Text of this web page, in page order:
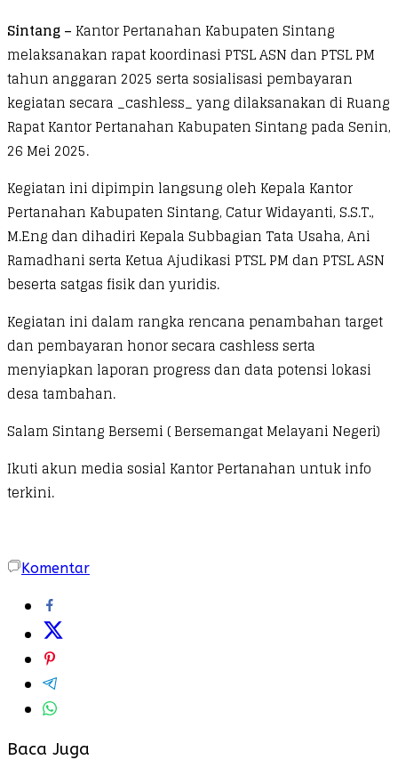
Sintang – Kantor Pertanahan Kabupaten Sintang
melaksanakan rapat koordinasi PTSL ASN dan PTSL PM
tahun anggaran 2025 serta sosialisasi pembayaran
kegiatan secara _cashless_ yang dilaksanakan di Ruang
Rapat Kantor Pertanahan Kabupaten Sintang pada Senin,
26 Mei 2025.
Kegiatan ini dipimpin langsung oleh Kepala Kantor
Pertanahan Kabupaten Sintang, Catur Widayanti, S.S.T.,
M.Eng dan dihadiri Kepala Subbagian Tata Usaha, Ani
Ramadhani serta Ketua Ajudikasi PTSL PM dan PTSL ASN
beserta satgas fisik dan yuridis.
Kegiatan ini dalam rangka rencana penambahan target
dan pembayaran honor secara cashless serta
menyiapkan laporan progress dan data potensi lokasi
desa tambahan.
Salam Sintang Bersemi ( Bersemangat Melayani Negeri)
Ikuti akun media sosial Kantor Pertanahan untuk info
terkini.
Komentar
Baca Juga